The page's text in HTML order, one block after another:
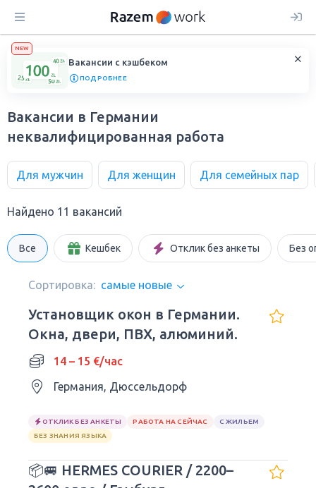
NEW
Вакансии с кэшбеком
ПОДРОБНЕЕ
Вакансии в Германии
неквалифицированная работа
Для мужчин Для женщин Для семейных пар
Найдено 11 вакансий
Все Кешбек Отклик без анкеты Без
Сортировка: самые новые
Установщик окон в Германии.
Окна, двери, ПВХ, алюминий.
14 – 15 €/час
Германия, Дюссельдорф
ОТКЛИК БЕЗ АНКЕТЫ РАБОТА НА СЕЙЧАС
С ЖИЛЬЕМ
БЕЗ ЗНАНИЯ ЯЗЫКА
📦🚐 HERMES COURIER / 2200–